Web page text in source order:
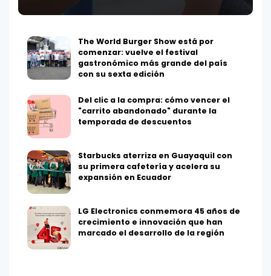
The World Burger Show está por
comenzar: vuelve el festival
gastronómico más grande del país
con su sexta edición
Del clic a la compra: cómo vencer el
"carrito abandonado" durante la
temporada de descuentos
Starbucks aterriza en Guayaquil con
su primera cafetería y acelera su
expansión en Ecuador
LG Electronics conmemora 45 años de
crecimiento e innovación que han
marcado el desarrollo de la región